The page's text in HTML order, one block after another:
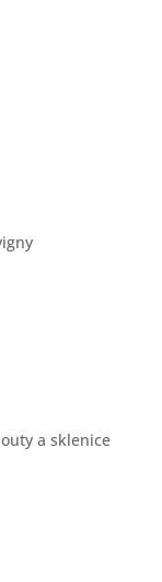
a sklenice